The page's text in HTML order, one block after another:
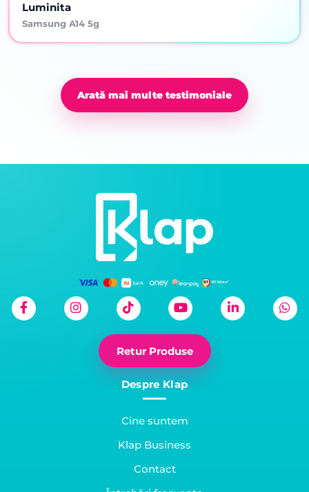
Luminita
Samsung A14 5g
Arată mai multe testimoniale
Retur Produse
Despre Klap
Cine suntem
Klap Business
Contact